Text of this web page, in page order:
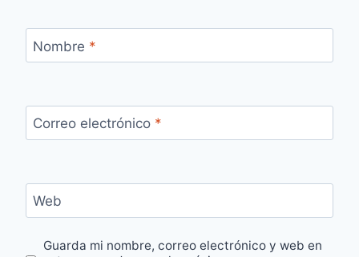
Nombre *
Correo electrónico *
Web
Guarda mi nombre, correo electrónico y web en